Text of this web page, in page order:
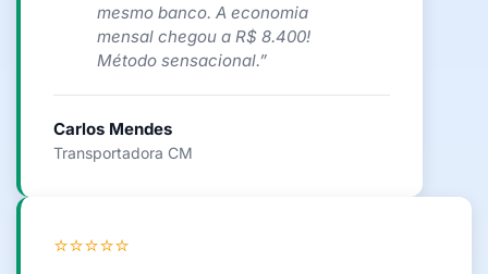
mesmo banco. A economia
mensal chegou a R$ 8.400!
Método sensacional.”
Carlos Mendes
Transportadora CM
⭐⭐⭐⭐⭐